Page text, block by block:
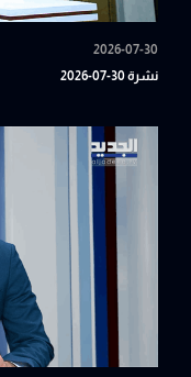
2026-07-30
نشرة 30-07-2026